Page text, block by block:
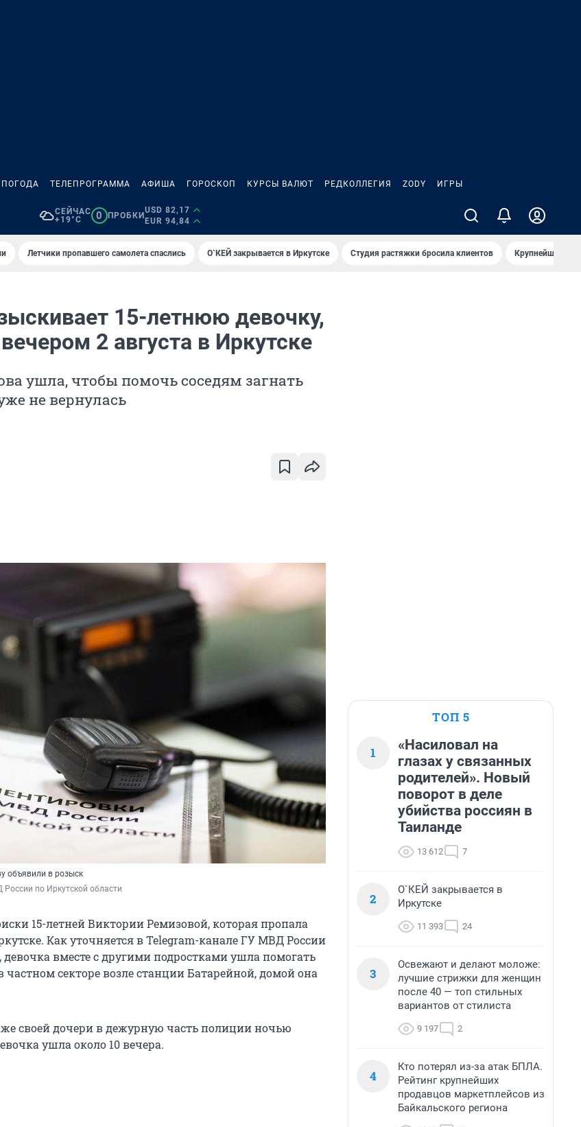
ПОГОДА ТЕЛЕПРОГРАММА АФИША ГОРОСКОП КУРСЫ ВАЛЮТ РЕДКОЛЛЕГИЯ ZODY ИГРЫ
СЕЙЧАС
+19°C
0 ПРОБКИ
USD 82,17
EUR 94,84
Летчики пропавшего самолета спаслись О`КЕЙ закрывается в Иркутске Студия растяжки бросила клиентов Крупнейшие
15-летнюю девочку,
2 августа в Иркутске
ушла, чтобы помочь соседям загнать
не вернулась
объявили в розыск
по Иркутской области
15-летней Виктории Ремизовой, которая пропала
Как уточняется в Telegram-канале ГУ МВД России
девочка вместе с другими подростками ушла помогать
частном секторе возле станции Батарейной, домой она
своей дочери в дежурную часть полиции ночью
ушла около 10 вечера.
ТОП 5
1
«Насиловал на
глазах у связанных
родителей». Новый
поворот в деле
убийства россиян в
Таиланде
13 612 7
2
О`КЕЙ закрывается в
Иркутске
11 393 24
3
Освежают и делают моложе:
лучшие стрижки для женщин
после 40 — топ стильных
вариантов от стилиста
9 197 2
4
Кто потерял из-за атак БПЛА.
Рейтинг крупнейших
продавцов маркетплейсов из
Байкальского региона